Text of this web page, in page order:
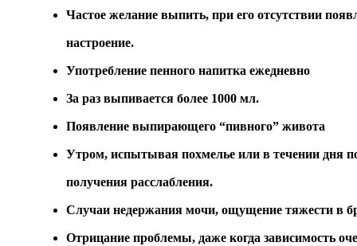
Частое желание выпить, при его отсутствии
настроение.
Употребление пенного напитка ежедневно
За раз выпивается более 1000 мл.
Появление выпирающего “пивного” живота
Утром, испытывая похмелье или в течении дня
получения расслабления.
Случаи недержания мочи, ощущение тяжести в
Отрицание проблемы, даже когда зависимость